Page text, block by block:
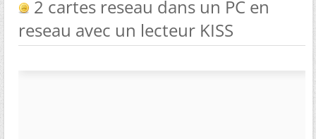
2 cartes reseau dans un PC en
reseau avec un lecteur KISS